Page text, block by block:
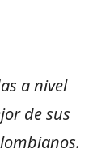
a nivel
de sus